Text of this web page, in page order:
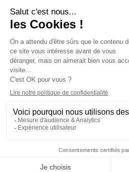
Contact
Estimez votre voiture
Mentions légales
CGU
Réalisé, hébergé et